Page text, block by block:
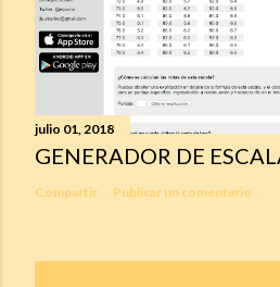
julio 01, 2018
GENERADOR DE
Compartir Publicar un comentario